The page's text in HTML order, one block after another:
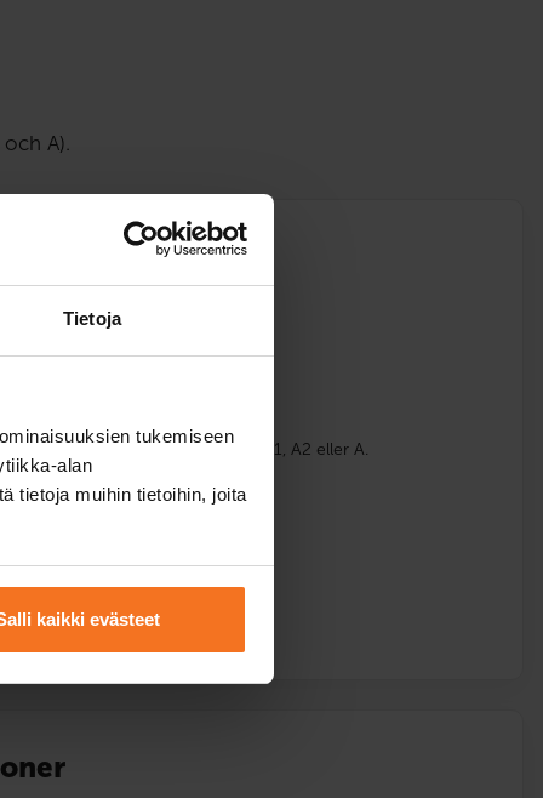
Tietoja
tukemiseen
alan
tietoja muihin tietoihin, joita
kaikki evästeet
A).
bilskolans motorcykel i kategori A1, A2 eller A.